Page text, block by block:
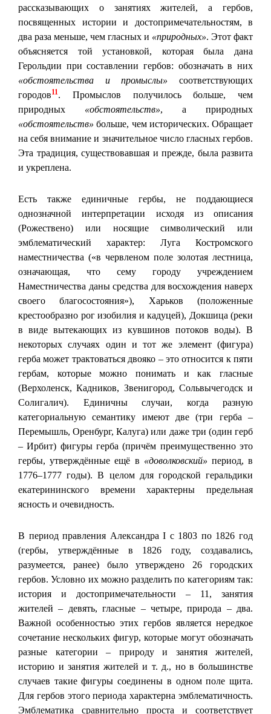
рассказывающих о занятиях жителей, а гербов,
посвященных истории и достопримечательностям, в
два раза меньше, чем гласных и «природных». Этот факт
объясняется той установкой, которая была дана
Герольдии при составлении гербов: обозначать в них
«обстоятельства и промыслы» соответствующих
городов11. Промыслов получилось больше, чем
природных «обстоятельств», а природных
«обстоятельств» больше, чем исторических. Обращает
на себя внимание и значительное число гласных гербов.
Эта традиция, существовавшая и прежде, была развита
и укреплена.
Есть также единичные гербы, не поддающиеся
однозначной интерпретации исходя из описания
(Рожествено) или носящие символический или
эмблематический характер: Луга Костромского
наместничества («в червленом поле золотая лестница,
означающая, что сему городу учреждением
Наместничества даны средства для восхождения наверх
своего благосостояния»), Харьков (положенные
крестообразно рог изобилия и кадуцей), Докшица (реки
в виде вытекающих из кувшинов потоков воды). В
некоторых случаях один и тот же элемент (фигура)
герба может трактоваться двояко – это относится к пяти
гербам, которые можно понимать и как гласные
(Верхоленск, Кадников, Звенигород, Сольвычегодск и
Солигалич). Единичны случаи, когда разную
категориальную семантику имеют две (три герба –
Перемышль, Оренбург, Калуга) или даже три (один герб
– Ирбит) фигуры герба (причём преимущественно это
гербы, утверждённые ещё в «доволковский» период, в
1776–1777 годы). В целом для городской геральдики
екатерининского времени характерны предельная
ясность и очевидность.
В период правления Александра I с 1803 по 1826 год
(гербы, утверждённые в 1826 году, создавались,
разумеется, ранее) было утверждено 26 городских
гербов. Условно их можно разделить по категориям так:
история и достопримечательности – 11, занятия
жителей – девять, гласные – четыре, природа – два.
Важной особенностью этих гербов является нередкое
сочетание нескольких фигур, которые могут обозначать
разные категории – природу и занятия жителей,
историю и занятия жителей и т. д., но в большинстве
случаев такие фигуры соединены в одном поле щита.
Для гербов этого периода характерна эмблематичность.
Эмблематика сравнительно проста и соответствует